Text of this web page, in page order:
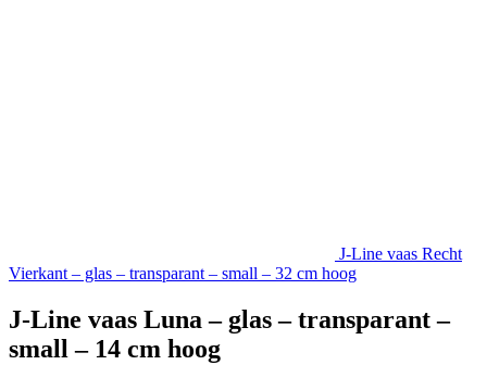
J-Line vaas Recht
Vierkant – glas – transparant – small – 32 cm hoog
J-Line vaas Luna – glas – transparant –
small – 14 cm hoog